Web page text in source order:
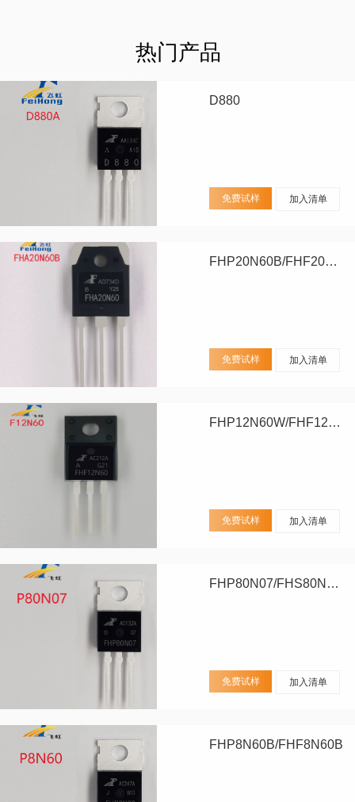
热门产品
D880
免费试样 加入清单
FHP20N60B/FHF20N60B/FHA20N60B
免费试样 加入清单
FHP12N60W/FHF12N60W
免费试样 加入清单
FHP80N07/FHS80N07/FHD80N07
免费试样 加入清单
FHP8N60B/FHF8N60B